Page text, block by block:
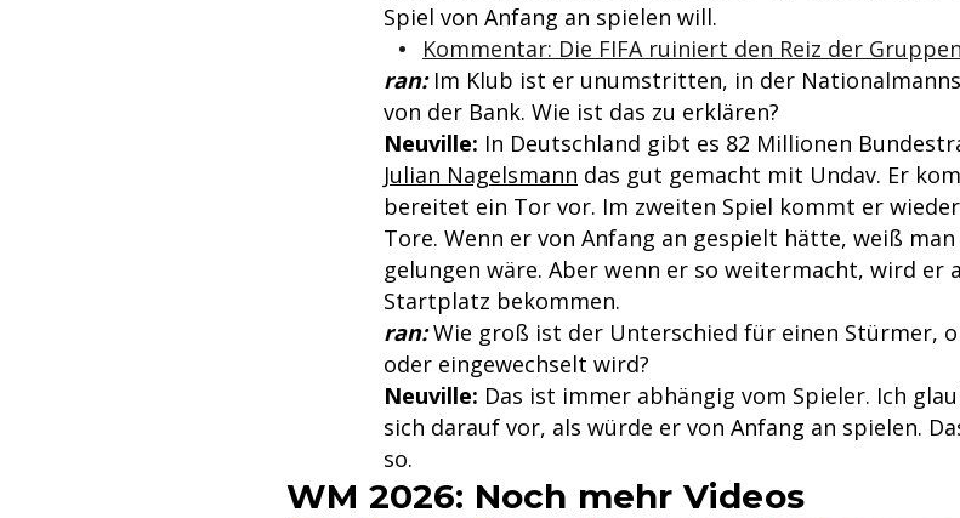
Spiel von Anfang an spielen will.
Kommentar: Die FIFA ruiniert den Reiz der
ran: Im Klub ist er unumstritten, in der
von der Bank. Wie ist das zu erklären?
Neuville: In Deutschland gibt es 82 Millionen
Julian Nagelsmann das gut gemacht mit Undav. Er
bereitet ein Tor vor. Im zweiten Spiel kommt er
Tore. Wenn er von Anfang an gespielt hätte, weiß
gelungen wäre. Aber wenn er so weitermacht, wird er
Startplatz bekommen.
ran:Wie groß ist der Unterschied für einen Stürmer,
oder eingewechselt wird?
Neuville: Das ist immer abhängig vom Spieler. Ich
sich darauf vor, als würde er von Anfang an spielen.
so.
WM 2026: Noch mehr Videos